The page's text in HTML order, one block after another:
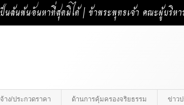
นล้นพ้นอันหาที่สุดมิได้ | ข้าพระพุทธเจ้า คณะผู้บริห
าง/ประกวดราคา ด้านการคุ้มครองจริยธรรม ข่าว